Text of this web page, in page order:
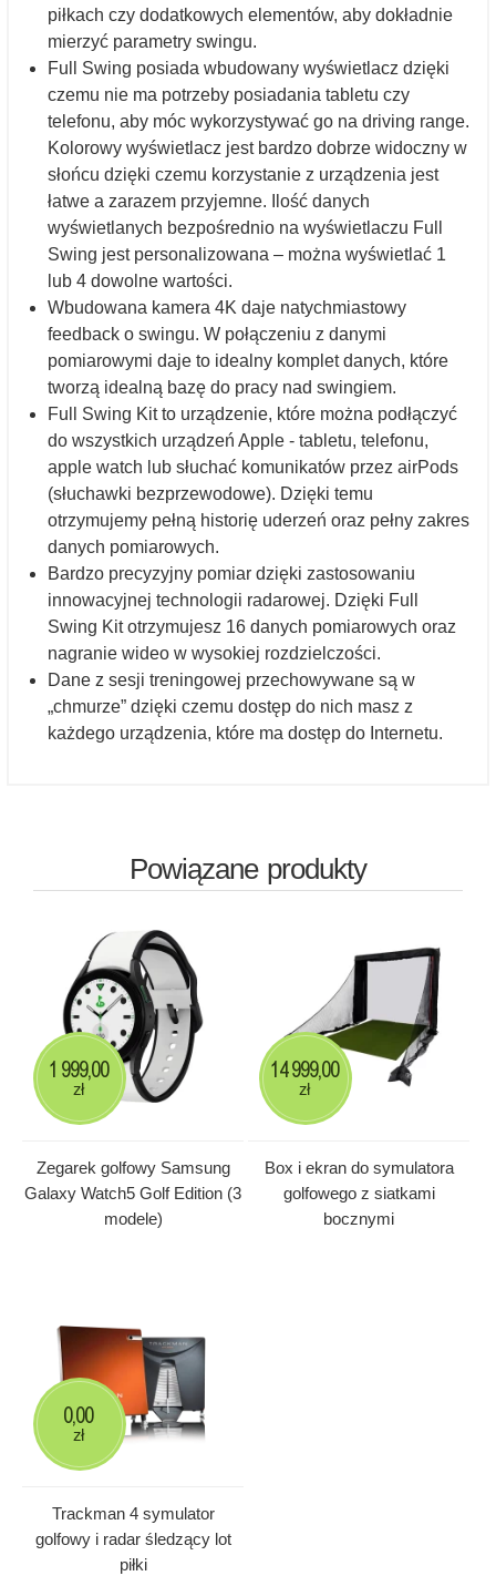
piłkach czy dodatkowych elementów, aby dokładnie
mierzyć parametry swingu.
Full Swing posiada wbudowany wyświetlacz dzięki
czemu nie ma potrzeby posiadania tabletu czy
telefonu, aby móc wykorzystywać go na driving range.
Kolorowy wyświetlacz jest bardzo dobrze widoczny w
słońcu dzięki czemu korzystanie z urządzenia jest
łatwe a zarazem przyjemne. Ilość danych
wyświetlanych bezpośrednio na wyświetlaczu Full
Swing jest personalizowana – można wyświetlać 1
lub 4 dowolne wartości.
Wbudowana kamera 4K daje natychmiastowy
feedback o swingu. W połączeniu z danymi
pomiarowymi daje to idealny komplet danych, które
tworzą idealną bazę do pracy nad swingiem.
Full Swing Kit to urządzenie, które można podłączyć
do wszystkich urządzeń Apple - tabletu, telefonu,
apple watch lub słuchać komunikatów przez airPods
(słuchawki bezprzewodowe). Dzięki temu
otrzymujemy pełną historię uderzeń oraz pełny zakres
danych pomiarowych.
Bardzo precyzyjny pomiar dzięki zastosowaniu
innowacyjnej technologii radarowej. Dzięki Full
Swing Kit otrzymujesz 16 danych pomiarowych oraz
nagranie wideo w wysokiej rozdzielczości.
Dane z sesji treningowej przechowywane są w
„chmurze” dzięki czemu dostęp do nich masz z
każdego urządzenia, które ma dostęp do Internetu.
Powiązane produkty
Zegarek golfowy Samsung
Galaxy Watch5 Golf Edition (3
modele)
1 999,00
zł
Box i ekran do symulatora
golfowego z siatkami
bocznymi
14 999,00
zł
Trackman 4 symulator
golfowy i radar śledzący lot
piłki
0,00
zł